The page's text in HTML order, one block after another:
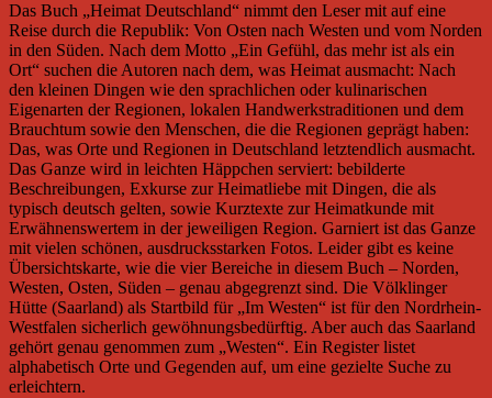
Das Buch „Heimat Deutschland“ nimmt den Leser mit auf eine
Reise durch die Republik: Von Osten nach Westen und vom Norden
in den Süden. Nach dem Motto „Ein Gefühl, das mehr ist als ein
Ort“ suchen die Autoren nach dem, was Heimat ausmacht: Nach
den kleinen Dingen wie den sprachlichen oder kulinarischen
Eigenarten der Regionen, lokalen Handwerkstraditionen und dem
Brauchtum sowie den Menschen, die die Regionen geprägt haben:
Das, was Orte und Regionen in Deutschland letztendlich ausmacht.
Das Ganze wird in leichten Häppchen serviert: bebilderte
Beschreibungen, Exkurse zur Heimatliebe mit Dingen, die als
typisch deutsch gelten, sowie Kurztexte zur Heimatkunde mit
Erwähnenswertem in der jeweiligen Region. Garniert ist das Ganze
mit vielen schönen, ausdrucksstarken Fotos. Leider gibt es keine
Übersichtskarte, wie die vier Bereiche in diesem Buch – Norden,
Westen, Osten, Süden – genau abgegrenzt sind. Die Völklinger
Hütte (Saarland) als Startbild für „Im Westen“ ist für den Nordrhein-
Westfalen sicherlich gewöhnungsbedürftig. Aber auch das Saarland
gehört genau genommen zum „Westen“. Ein Register listet
alphabetisch Orte und Gegenden auf, um eine gezielte Suche zu
erleichtern.